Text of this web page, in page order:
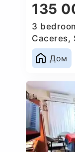
135
3
Caceres‎,
Дом